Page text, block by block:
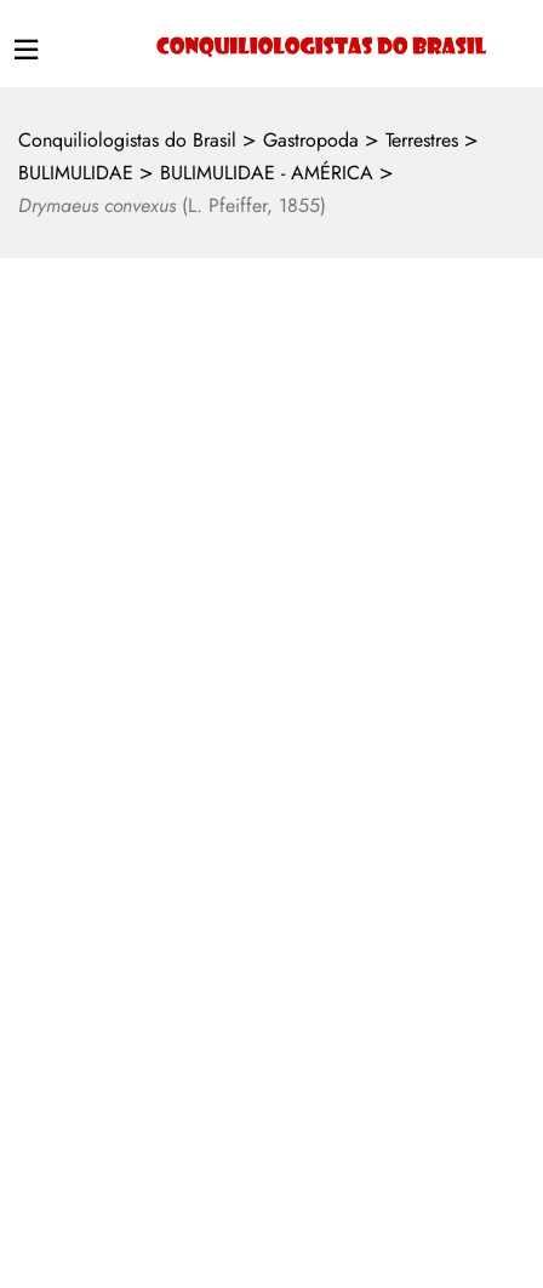
Conquiliologistas do Brasil > Gastropoda > Terrestres >
BULIMULIDAE > BULIMULIDAE - AMÉRICA >
Drymaeus convexus (L. Pfeiffer, 1855)